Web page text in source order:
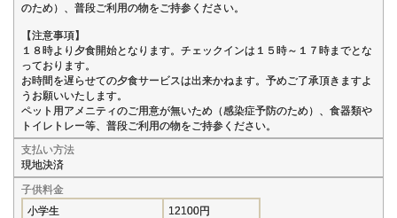
のため）、普段ご利用の物をご持参ください。
【注意事項】
１８時より夕食開始となります。チェックインは１５時～１７時までとな
っております。
お時間を遅らせての夕食サービスは出来かねます。予めご了承頂きますよ
うお願いいたします。
ペット用アメニティのご用意が無いため（感染症予防のため）、食器類や
トイレトレー等、普段ご利用の物をご持参ください。
支払い方法
現地決済
子供料金
小学生
12100円